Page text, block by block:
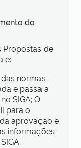
do
Propostas de
e:
normas
e passa a
SIGA; O
para o
aprovação e
informações